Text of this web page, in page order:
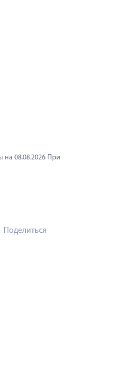
на 08.08.2026 При
Поделиться